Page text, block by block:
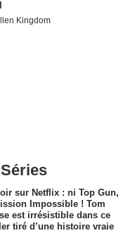
Kingdom
sur Netflix : ni Top Gun,
Impossible ! Tom
est irrésistible dans ce
tiré d’une histoire vraie